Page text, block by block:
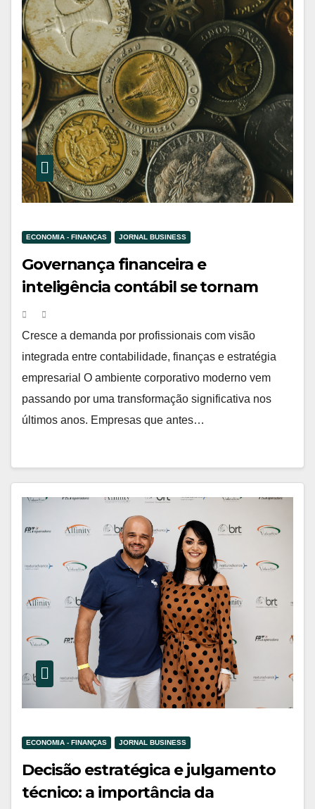
ECONOMIA - FINANÇAS JORNAL BUSINESS
Governança financeira e
inteligência contábil se tornam
diferenciais competitivos nas
empresas
Cresce a demanda por profissionais com visão
integrada entre contabilidade, finanças e estratégia
empresarial O ambiente corporativo moderno vem
passando por uma transformação significativa nos
últimos anos. Empresas que antes…
ECONOMIA - FINANÇAS JORNAL BUSINESS
Decisão estratégica e julgamento
técnico: a importância da